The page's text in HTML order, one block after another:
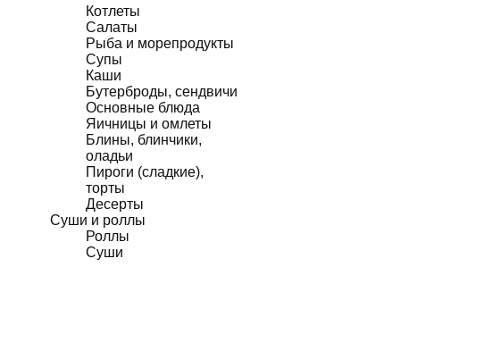
Котлеты
Салаты
Рыба и морепродукты
Супы
Каши
Бутерброды, сендвичи
Основные блюда
Яичницы и омлеты
Блины, блинчики,
оладьи
Пироги (сладкие),
торты
Десерты
Суши и роллы
Роллы
Суши